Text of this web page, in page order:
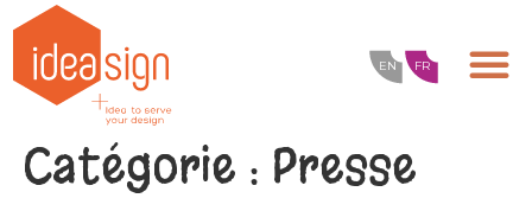
FR
EN
Catégorie : Presse